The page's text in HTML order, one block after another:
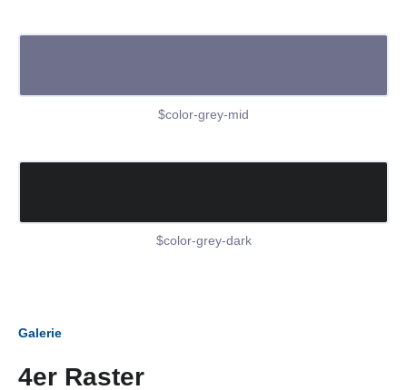
$color-grey-mid
$color-grey-dark
Galerie
4er Raster